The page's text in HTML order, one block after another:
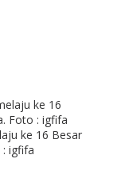
ke 16 Besar
igfifa